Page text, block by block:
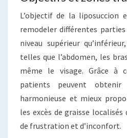
L’objectif de la liposuccion
remodeler différentes
niveau supérieur
telles que l’abdomen, les
même le visage. Grâce à
patients peuvent
harmonieuse et mieux
les excès de graisse
de frustration et d’inconfort.